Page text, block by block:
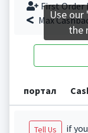
First Order
Max
портал
Tell Us
if
Use
the